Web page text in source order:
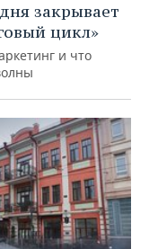
закрывает
цикл»
и что